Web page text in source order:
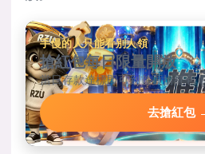
手慢的人只能看別人領
搶紅包每日限量開放
當日存款達標即可到首頁搶紅包
去搶紅包